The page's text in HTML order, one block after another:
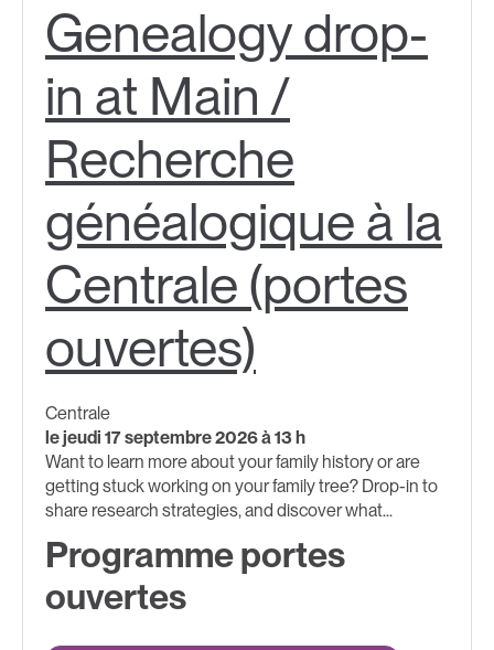
Genealogy drop-
in at Main /
Recherche
généalogique à la
Centrale (portes
ouvertes)
Centrale
le jeudi 17 septembre 2026 à 13 h
Want to learn more about your family history or are
getting stuck working on your family tree? Drop-in to
share research strategies, and discover what...
Programme portes
ouvertes